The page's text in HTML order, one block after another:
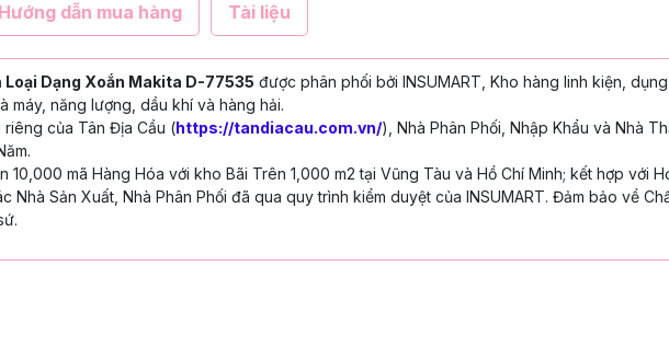
Hướng dẫn mua hàng Tài liệu
Loại Dạng Xoắn Makita D-77535 được phân phối bởi INSUMART, Kho hàng linh kiện,
máy, năng lượng, dầu khí và hàng hải.
riêng của Tân Địa Cầu (https://tandiacau.com.vn/), Nhà Phân Phối, Nhập Khẩu và Nhà
10,000 mã Hàng Hóa với kho Bãi Trên 1,000 m2 tại Vũng Tàu và Hồ Chí Minh; kết hợp với
Nhà Sản Xuất, Nhà Phân Phối đã qua quy trình kiểm duyệt của INSUMART. Đảm bảo về